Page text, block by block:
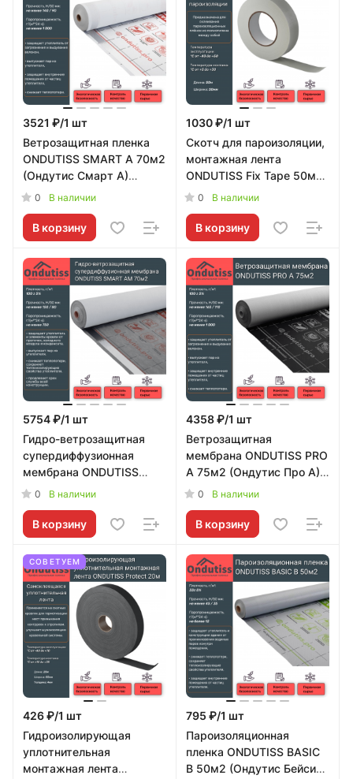
3521 ₽/1 шт
Ветрозащитная пленка
ONDUTISS SMART A 70м2
(Ондутис Смарт А)
Ondutiss
0 В наличии
В корзину
1030 ₽/1 шт
Скотч для пароизоляции,
монтажная лента
ONDUTISS Fix Tape 50м
(Ондутис Фикс Тейп)
0 В наличии
В корзину
5754 ₽/1 шт
Гидро-ветрозащитная
супердиффузионная
мембрана ONDUTISS
SMART AM 70м2
Ondutiss
0 В наличии
В корзину
4358 ₽/1 шт
Ветрозащитная
мембрана ONDUTISS PRO
A 75м2 (Ондутис Про А)
Ondutiss
0 В наличии
В корзину
СОВЕТУЕМ
426 ₽/1 шт
Гидроизолирующая
уплотнительная
монтажная лента
795 ₽/1 шт
Пароизоляционная
пленка ONDUTISS BASIC
В 50м2 (Ондутис Бейсик